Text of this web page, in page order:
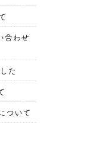
合わせ
た
ついて